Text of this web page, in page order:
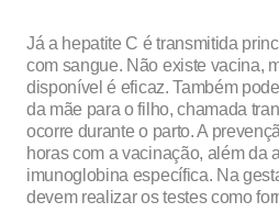
Já a hepatite C é transmitida
com sangue. Não existe vacina,
disponível é eficaz. Também
da mãe para o filho, chamada
ocorre durante o parto. A
horas com a vacinação, além da
imunoglobina específica. Na
devem realizar os testes como